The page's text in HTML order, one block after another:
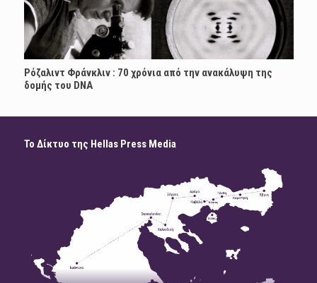
Ρόζαλιντ Φράνκλιν : 70 χρόνια από την ανακάλυψη της
δομής του DNA
Το Δίκτυο της Hellas Press Media